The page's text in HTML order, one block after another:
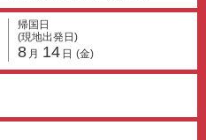
帰国日
(現地出発日)
8 月 14 日 (金)